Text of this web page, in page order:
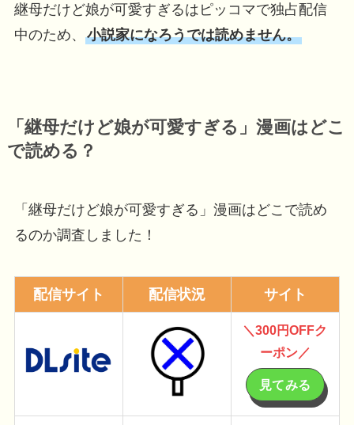
継母だけど娘が可愛すぎるはピッコマで独占配信
中のため、 小説家になろうでは読めません。
「継母だけど娘が可愛すぎる」漫画はどこ
で読める？
「継母だけど娘が可愛すぎる」漫画はどこで読め
るのか調査しました！
配信サイト 配信状況 サイト
＼300円OFFク
ーポン／
見てみる